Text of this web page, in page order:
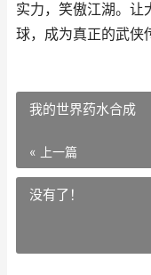
实力，笑傲江湖。让
球，成为真正的武侠
我的世界药水合成
« 上一篇
没有了！